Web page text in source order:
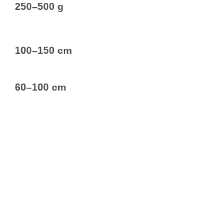
250–500 g
100–150 cm
60–100 cm